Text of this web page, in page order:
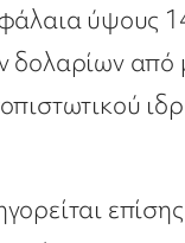
ύψους
δολαρίων από